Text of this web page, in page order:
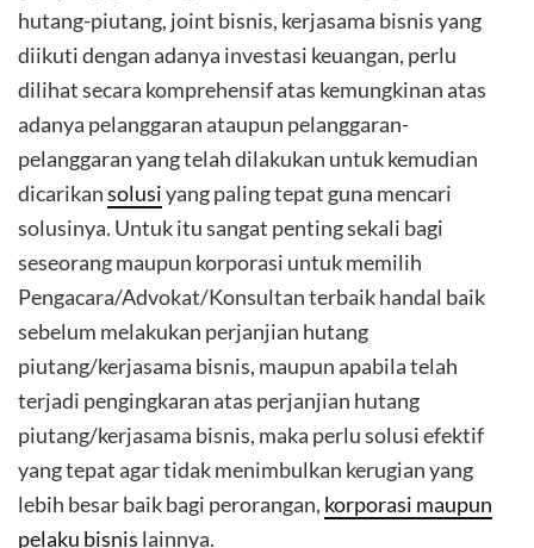
hutang-piutang, joint bisnis, kerjasama bisnis yang
diikuti dengan adanya investasi keuangan, perlu
dilihat secara komprehensif atas kemungkinan atas
adanya pelanggaran ataupun pelanggaran-
pelanggaran yang telah dilakukan untuk kemudian
dicarikansolusiyang paling tepat guna mencari
solusinya. Untuk itu sangat penting sekali bagi
seseorang maupun korporasi untuk memilih
Pengacara/Advokat/Konsultan terbaik handal baik
sebelum melakukan perjanjian hutang
piutang/kerjasama bisnis, maupun apabila telah
terjadi pengingkaran atas perjanjian hutang
piutang/kerjasama bisnis, maka perlu solusi efektif
yang tepat agar tidak menimbulkan kerugian yang
lebih besar baik bagi perorangan, korporasi maupun
pelaku bisnis lainnya.